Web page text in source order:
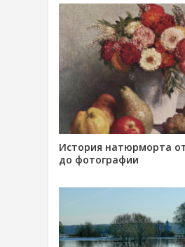
История натюрморта
до фотографии